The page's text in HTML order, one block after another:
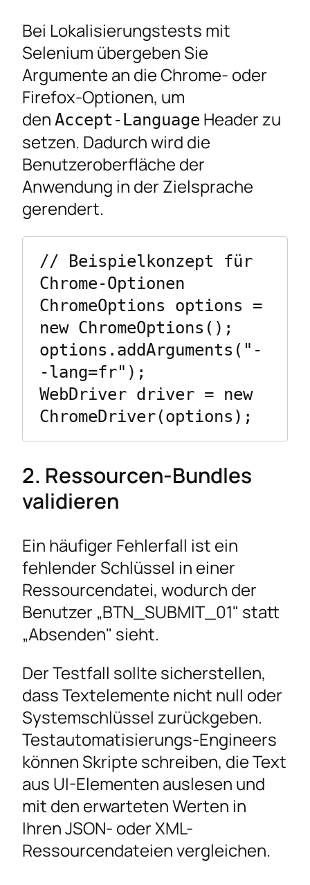
Bei Lokalisierungstests mit
Selenium übergeben Sie
Argumente an die Chrome- oder
Firefox-Optionen, um
den Accept-Language Header zu
setzen. Dadurch wird die
Benutzeroberfläche der
Anwendung in der Zielsprache
gerendert.
// Beispielkonzept für
Chrome-Optionen
ChromeOptions options =
new ChromeOptions();
options.addArguments("-
-lang=fr");
WebDriver driver = new
ChromeDriver(options);
2. Ressourcen-Bundles
validieren
Ein häufiger Fehlerfall ist ein
fehlender Schlüssel in einer
Ressourcendatei, wodurch der
Benutzer „BTN_SUBMIT_01" statt
„Absenden" sieht.
Der Testfall sollte sicherstellen,
dass Textelemente nicht null oder
Systemschlüssel zurückgeben.
Testautomatisierungs-Engineers
können Skripte schreiben, die Text
aus UI-Elementen auslesen und
mit den erwarteten Werten in
Ihren JSON- oder XML-
Ressourcendateien vergleichen.